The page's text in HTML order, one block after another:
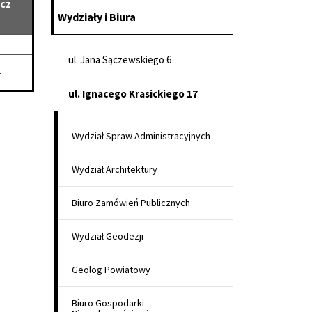
Wydziały i Biura
ul. Jana Sączewskiego 6
ul. Ignacego Krasickiego 17
Wydział Spraw Administracyjnych
Wydział Architektury
Biuro Zamówień Publicznych
Wydział Geodezji
Geolog Powiatowy
Biuro Gospodarki